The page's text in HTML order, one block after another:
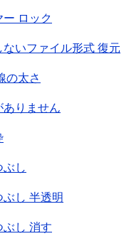
ー ロック
ないファイル形式 復元
の太さ
ありません
ぶし
ぶし 半透明
ぶし 消す